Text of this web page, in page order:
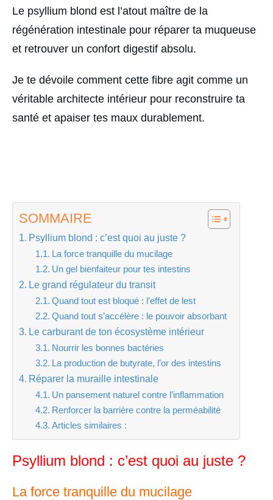
Le psyllium blond est l’atout maître de la
régénération intestinale pour réparer ta muqueuse
et retrouver un confort digestif absolu.
Je te dévoile comment cette fibre agit comme un
véritable architecte intérieur pour reconstruire ta
santé et apaiser tes maux durablement.
SOMMAIRE
Psyllium blond : c’est quoi au juste ?
La force tranquille du mucilage
Un gel bienfaiteur pour tes intestins
Le grand régulateur du transit
Quand tout est bloqué : l’effet de lest
Quand tout s’accélère : le pouvoir absorbant
Le carburant de ton écosystème intérieur
Nourrir les bonnes bactéries
La production de butyrate, l’or des intestins
Réparer la muraille intestinale
Un pansement naturel contre l’inflammation
Renforcer la barrière contre la perméabilité
Articles similaires :
Psyllium blond : c’est quoi au juste ?
La force tranquille du mucilage